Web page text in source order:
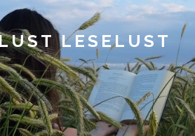
LESELUST